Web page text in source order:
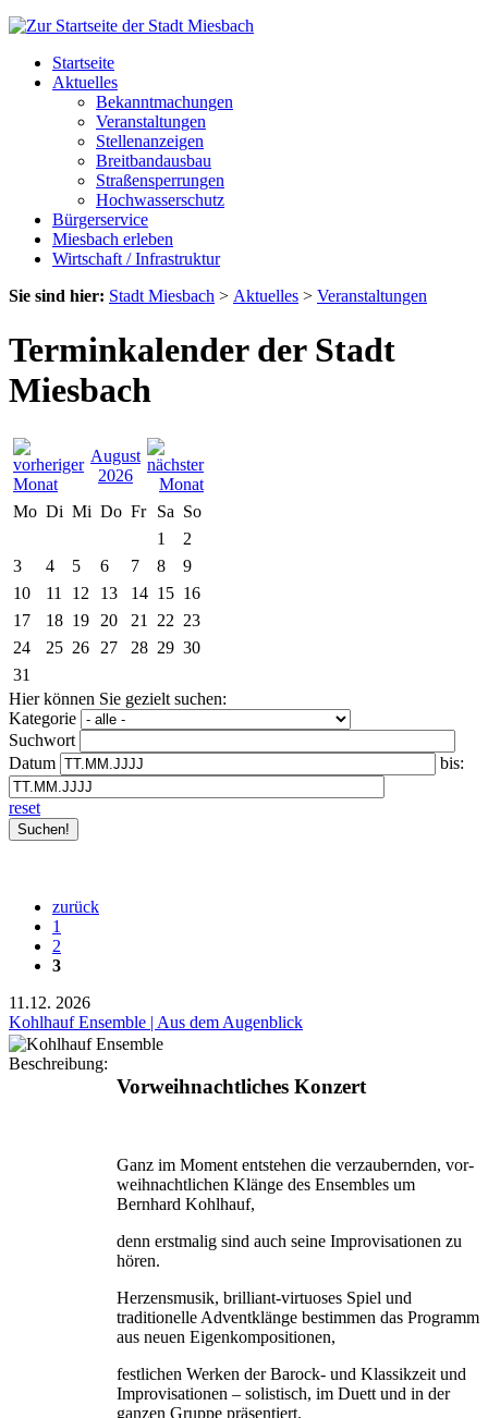
Startseite
Aktuelles
Bekanntmachungen
Veranstaltungen
Stellenanzeigen
Breitbandausbau
Straßensperrungen
Hochwasserschutz
Bürgerservice
Miesbach erleben
Wirtschaft / Infrastruktur
Sie sind hier: Stadt Miesbach > Aktuelles > Veranstaltungen
Terminkalender der Stadt
Miesbach
August
2026
Mo Di Mi Do Fr Sa So
1
2
3
4 5 6 7 8
9
10
11 12 13 14 15 16
17
18 19 20 21 22 23
24
25 26 27 28 29 30
31
Hier können Sie gezielt suchen:
Kategorie
Suchwort
Datum
bis:
reset
zurück
1
2
3
11.12. 2026
Kohlhauf Ensemble | Aus dem Augenblick
Beschreibung:
Vorweihnachtliches Konzert
Ganz im Moment entstehen die verzaubernden, vor­
weihnachtlichen Klänge des Ensembles um
Bernhard Kohlhauf,
denn erstmalig sind auch seine Improvisationen zu
hören.
Herzensmusik, brilliant-virtuoses Spiel und
traditionelle Adventklänge bestimmen das Programm
aus neuen Eigenkompositionen,
festlichen Werken der Barock- und Klassikzeit und
Improvisationen – solistisch, im Duett und in der
ganzen Gruppe präsentiert.